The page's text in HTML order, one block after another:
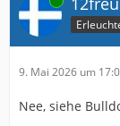
9. Mai 2026 um
Nee, siehe